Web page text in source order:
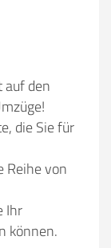
auf den
die Sie für
Reihe von
Ihr
können.